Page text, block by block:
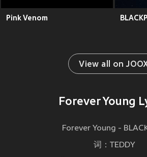
Pink Venom
View all on
Forever Young
Forever Young -
词：TEDDY